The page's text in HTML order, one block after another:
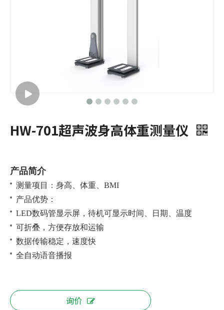
HW-701超声波身高体重测量仪
产品简介
测量项目：身高、体重、BMI
产品优势：
LED数码管显示屏，待机可显示时间、日期、温度
可折叠，方便存放和运输
数据传输稳定，速度快
全自动语音播报
询价